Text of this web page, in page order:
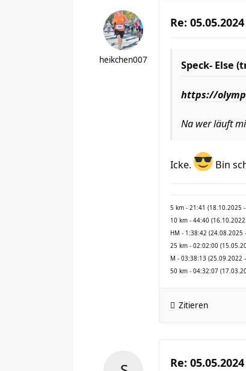
heikchen007
Re:
Speck- Else
https://
Na wer läuft
Icke. Bin
5 km - 21:41 (18.10.2025 -
10 km - 44:40
HM - 1:38:42 (24.08.2025
25 km - 02:02:00
M - 03:38:13 (25.09.2022
50 km - 04:32:07
Zitieren
Re: